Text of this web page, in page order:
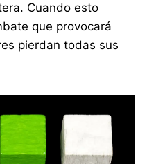
Cuando esto
que provocará
pierdan todas sus